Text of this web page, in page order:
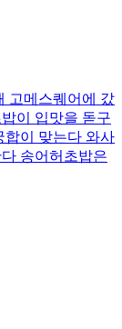
고메스퀘어에 갔
이 입맛을 돋구
합이 맞는다 와사
송어허초밥은